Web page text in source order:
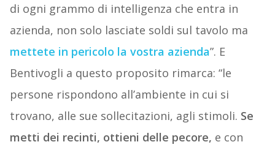
di ogni grammo di intelligenza che entra in
azienda, non solo lasciate soldi sul tavolo ma
mettete in pericolo la vostra azienda”. E
Bentivogli a questo proposito rimarca: “le
persone rispondono all’ambiente in cui si
trovano, alle sue sollecitazioni, agli stimoli. Se
metti dei recinti, ottieni delle pecore, e con